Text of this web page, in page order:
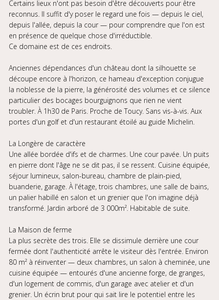
Certains lieux n'ont pas besoin d'être découverts pour être
reconnus. Il suffit d'y poser le regard une fois — depuis le ciel,
depuis l'allée, depuis la cour — pour comprendre que l'on est
en présence de quelque chose d'irréductible.
Ce domaine est de ces endroits.
Anciennes dépendances d'un château dont la silhouette se
découpe encore à l'horizon, ce hameau d'exception conjugue
la noblesse de la pierre, la générosité des volumes et ce silence
particulier des bocages bourguignons que rien ne vient
troubler. À 1h30 de Paris. Proche de Toucy. Sans vis-à-vis. Aux
portes d'un golf et d'un restaurant étoilé au guide Michelin.
La Longère de caractère
Une allée bordée d'ifs et de charmes. Une cour pavée. Un puits
en pierre dont l'âge ne se dit pas, il se ressent. Cuisine équipée,
séjour lumineux, salon-bureau, chambre de plain-pied,
buanderie, garage. À l'étage, trois chambres, une salle de bains,
un palier habillé en salon et un grenier que l'on imagine déjà
transformé. Jardin arboré de 3 000m². Habitable de suite.
La Maison de ferme
La plus secrète des trois. Elle se dissimule derrière une cour
fermée dont l'authenticité arrête le visiteur dès l'entrée. Environ
80 m² à réinventer — deux chambres, un salon à cheminée, une
cuisine équipée — entourés d'une ancienne forge, de granges,
d'un logement de commis, d'un garage avec atelier et d'un
grenier. Un écrin brut pour qui sait lire le potentiel entre les